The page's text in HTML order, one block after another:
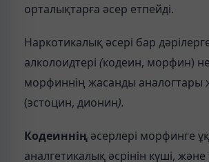
орталықтарға әсер етпейді.
Наркотикалық әсері бар
алколоидтері (кодеин, морфин)
морфиннің жасанды аналогтары
(эстоцин, дионин).
Кодеиннің әсерлері морфинге
аналгетикалық әсрінін күші,